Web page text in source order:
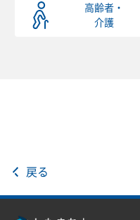
高齢者・
介護
戻る